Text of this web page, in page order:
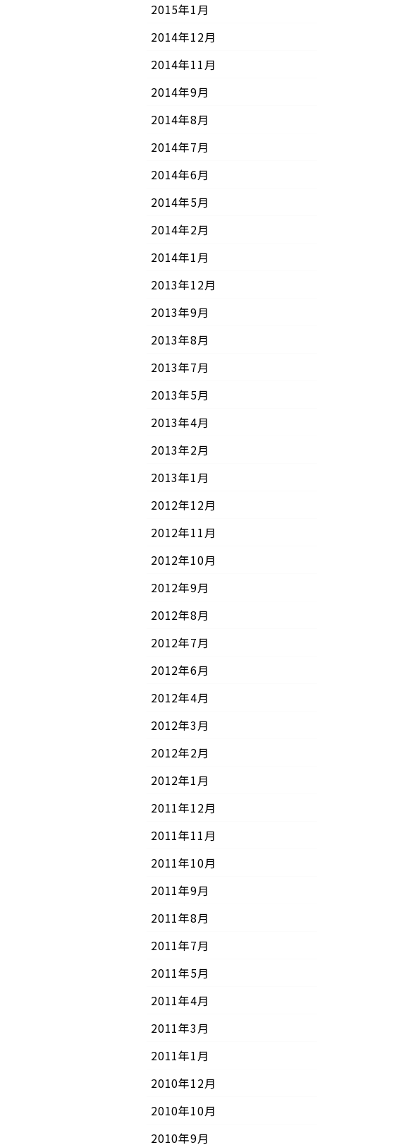
2015年1月
2014年12月
2014年11月
2014年9月
2014年8月
2014年7月
2014年6月
2014年5月
2014年2月
2014年1月
2013年12月
2013年9月
2013年8月
2013年7月
2013年5月
2013年4月
2013年2月
2013年1月
2012年12月
2012年11月
2012年10月
2012年9月
2012年8月
2012年7月
2012年6月
2012年4月
2012年3月
2012年2月
2012年1月
2011年12月
2011年11月
2011年10月
2011年9月
2011年8月
2011年7月
2011年5月
2011年4月
2011年3月
2011年1月
2010年12月
2010年10月
2010年9月